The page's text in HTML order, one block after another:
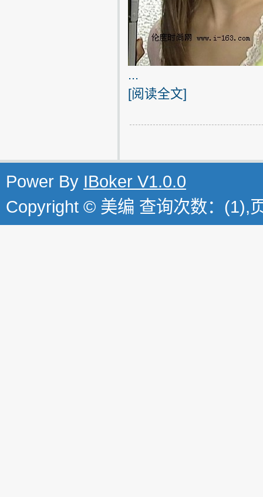
...
[阅读全文]
Power By IBoker V1.0.0
Copyright © 美编 查询次数：(1),